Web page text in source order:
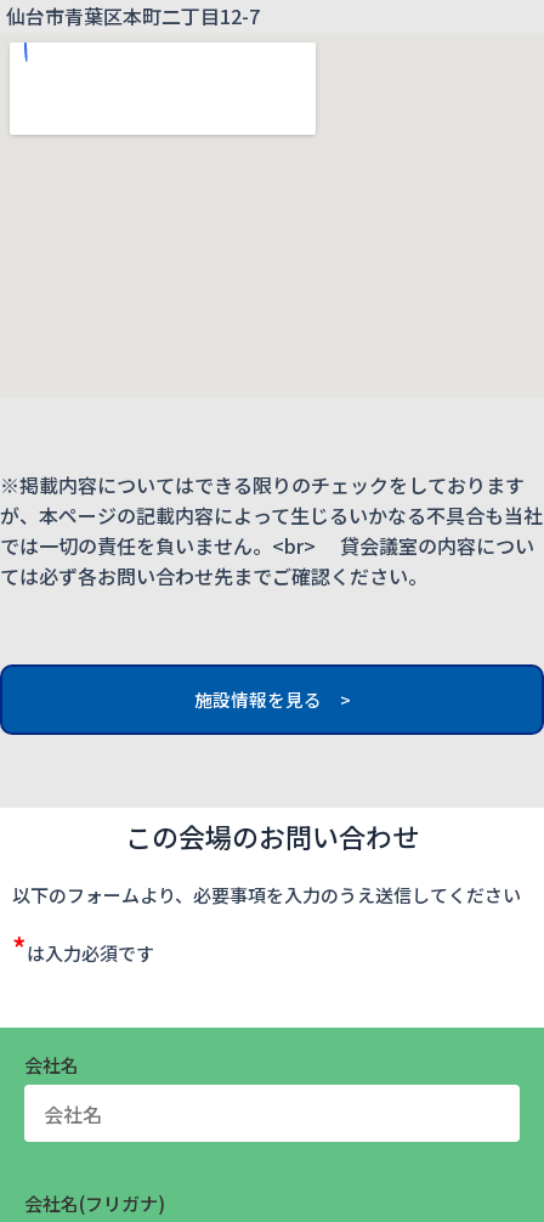
仙台市青葉区本町二丁目12-7
※掲載内容についてはできる限りのチェックをしております
が、本ページの記載内容によって生じるいかなる不具合も当社
では一切の責任を負いません。<br> 貸会議室の内容につい
ては必ず各お問い合わせ先までご確認ください。
施設情報を見る >
この会場のお問い合わせ
以下のフォームより、必要事項を入力のうえ送信してください
*は入力必須です
会社名
会社名(フリガナ)